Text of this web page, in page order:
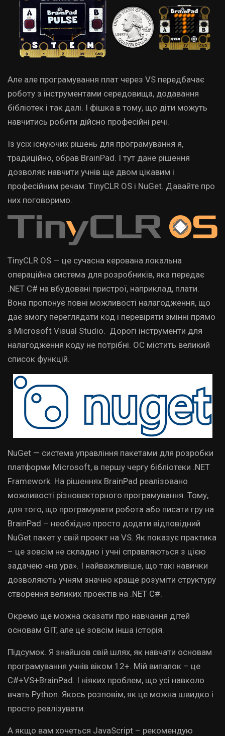
Але але програмування плат через VS передбачає
роботу з інструментами середовища, додавання
бібліотек і так далі. І фішка в тому, що діти можуть
навчитись робити дійсно професійні речі.
Із усіх існуючих рішень для програмування я,
традиційно, обрав BrainPad. І тут дане рішення
дозволяє навчити учнів ще двом цікавим і
професійним речам: TinyCLR OS і NuGet. Давайте про
них поговоримо.
TinyCLR OS — це сучасна керована локальна
операційна система для розробників, яка передає
.NET C# на вбудовані пристрої, наприклад, плати.
Вона пропонує повні можливості налагодження, що
дає змогу переглядати код і перевіряти змінні прямо
з Microsoft Visual Studio.
Дорогі інструменти для
налагодження коду не потрібні. ОС містить великий
список функцій.
NuGet — система управління пакетами для розробки
платформи Microsoft, в першу чергу бібліотеки .NET
Framework. На рішеннях BrainPad реалізовано
можливості різновекторного програмування. Тому,
для того, що програмувати робота або писати гру на
BrainPad – необхідно просто додати відповідний
NuGet пакет у свій проект на VS. Як показує практика
– це зовсім не складно і учні справляються з цією
задачею «на ура». І найважливіше, що такі навички
дозволяють учням значно краще розуміти структуру
створення великих проектів на .NET C#.
Окремо ще можна сказати про навчання дітей
основам GIT, але це зовсім інша історія.
Підсумок. Я знайшов свій шлях, як навчати основам
програмування учнів віком 12+. Мій випалок – це
C#+VS+BrainPad. І ніяких проблем, що усі навколо
вчать Python. Якось розповім, як це можна швидко і
просто реалізувати.
А якщо вам хочеться JavaScript – рекомендую